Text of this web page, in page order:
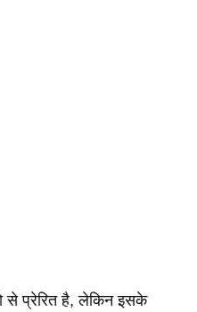
से प्रेरित है, लेकिन इसके